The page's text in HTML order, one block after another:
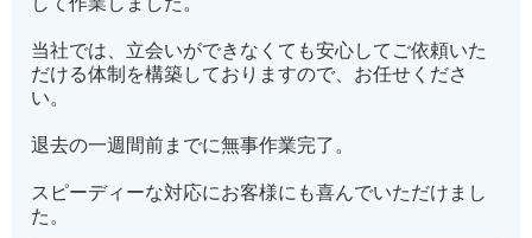
当社では、立会いができなくても安心してご依頼いた
だける体制を構築しておりますので、お任せくださ
い。
退去の一週間前までに無事作業完了。
スピーディーな対応にお客様にも喜んでいただけまし
た。